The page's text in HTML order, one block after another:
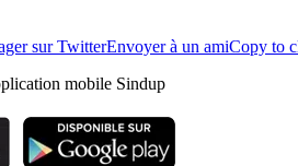
sur TwitterEnvoyer à un amiCopy to
mobile Sindup